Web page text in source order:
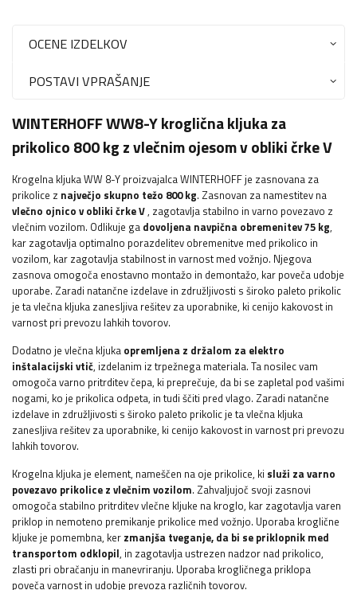
OCENE IZDELKOV
POSTAVI VPRAŠANJE
WINTERHOFF WW8-Y kroglična kljuka za
prikolico 800 kg z vlečnim ojesom v obliki črke V
Krogelna kljuka WW 8-Y proizvajalca WINTERHOFF je zasnovana za
prikolice z največjo skupno težo 800 kg. Zasnovan za namestitev na
vlečno ojnico v obliki črke V, zagotavlja stabilno in varno povezavo z
vlečnim vozilom. Odlikuje ga dovoljena navpična obremenitev 75 kg,
kar zagotavlja optimalno porazdelitev obremenitve med prikolico in
vozilom, kar zagotavlja stabilnost in varnost med vožnjo. Njegova
zasnova omogoča enostavno montažo in demontažo, kar poveča udobje
uporabe. Zaradi natančne izdelave in združljivosti s široko paleto prikolic
je ta vlečna kljuka zanesljiva rešitev za uporabnike, ki cenijo kakovost in
varnost pri prevozu lahkih tovorov.
Dodatno je vlečna kljuka opremljena z držalom za elektro
inštalacijski vtič, izdelanim iz trpežnega materiala. Ta nosilec vam
omogoča varno pritrditev čepa, ki preprečuje, da bi se zapletal pod vašimi
nogami, ko je prikolica odpeta, in tudi ščiti pred vlago. Zaradi natančne
izdelave in združljivosti s široko paleto prikolic je ta vlečna kljuka
zanesljiva rešitev za uporabnike, ki cenijo kakovost in varnost pri prevozu
lahkih tovorov.
Krogelna kljuka je element, nameščen na oje prikolice, ki služi za varno
povezavo prikolice z vlečnim vozilom. Zahvaljujoč svoji zasnovi
omogoča stabilno pritrditev vlečne kljuke na kroglo, kar zagotavlja varen
priklop in nemoteno premikanje prikolice med vožnjo. Uporaba kroglične
kljuke je pomembna, ker zmanjša tveganje, da bi se priklopnik med
transportom odklopil, in zagotavlja ustrezen nadzor nad prikolico,
zlasti pri obračanju in manevriranju. Uporaba krogličnega priklopa
poveča varnost in udobje prevoza različnih tovorov.